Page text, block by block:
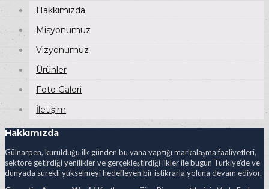
Hakkımızda
Misyonumuz
Vizyonumuz
Ürünler
Foto Galeri
İletişim
Hakkımızda
Gülnarpen, kurulduğu ilk günden bu yana yaptığı markalaşma faaliyetleri,
sektöre getirdiği yenilikler ve gerçekleştirdiği ilkler ile bugün Türkiye’de ve
dünyada sürekli yükselmeyi hedefleyen bir istikrarla yoluna devam ediyor.